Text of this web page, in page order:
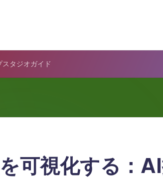
タジオガイド
可視化する：